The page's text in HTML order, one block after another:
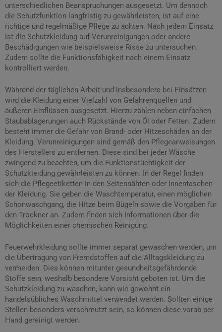
unterschiedlichen Beanspruchungen ausgesetzt. Um dennoch
die Schutzfunktion langfristig zu gewährleisten, ist auf eine
richtige und regelmäßige Pflege zu achten. Nach jedem Einsatz
ist die Schutzkleidung auf Verunreinigungen oder andere
Beschädigungen wie beispielsweise Risse zu untersuchen.
Zudem sollte die Funktionsfähigkeit nach einem Einsatz
kontrolliert werden.
Während der täglichen Arbeit und insbesondere bei Einsätzen
wird die Kleidung einer Vielzahl von Gefahrenquellen und
äußeren Einflüssen ausgesetzt. Hierzu zählen neben einfachen
Staubablagerungen auch Rückstände von Öl oder Fetten. Zudem
besteht immer die Gefahr von Brand- oder Hitzeschäden an der
Kleidung. Verunreinigungen sind gemäß den Pflegeanweisungen
des Herstellers zu entfernen. Diese sind bei jeder Wäsche
zwingend zu beachten, um die Funktionstüchtigkeit der
Schutzkleidung gewährleisten zu können. In der Regel finden
sich die Pflegeetiketten in den Seitennähten oder Innentaschen
der Kleidung. Sie geben die Waschtemperatur, einen möglichen
Schonwaschgang, die Hitze beim Bügeln sowie die Vorgaben für
den Trockner an. Zudem finden sich Informationen über die
Möglichkeiten einer chemischen Reinigung.
Feuerwehrkleidung sollte immer separat gewaschen werden, um
die Übertragung von Fremdstoffen auf die Alltagskleidung zu
vermeiden. Dies können mitunter gesundheitsgefährdende
Stoffe sein, weshalb besondere Vorsicht geboten ist. Um die
Schutzkleidung zu waschen, kann wie gewohnt ein
handelsübliches Waschmittel verwendet werden. Sollten einige
Stellen besonders verschmutzt sein, so können diese vorab per
Hand gereinigt werden.